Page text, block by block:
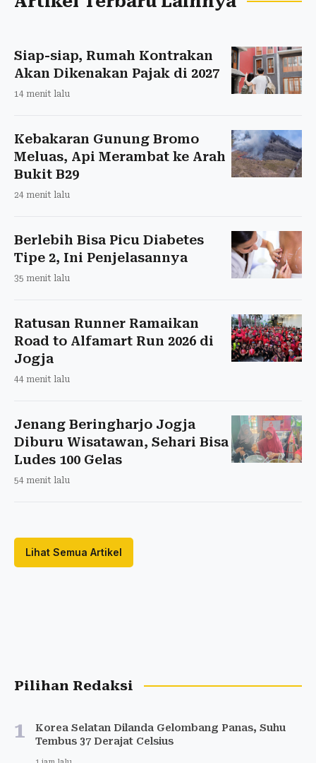
Siap-siap, Rumah Kontrakan
Akan Dikenakan Pajak di 2027
14 menit lalu
Kebakaran Gunung Bromo
Meluas, Api Merambat ke Arah
Bukit B29
24 menit lalu
Berlebih Bisa Picu Diabetes
Tipe 2, Ini Penjelasannya
35 menit lalu
Ratusan Runner Ramaikan
Road to Alfamart Run 2026 di
Jogja
44 menit lalu
Jenang Beringharjo Jogja
Diburu Wisatawan, Sehari Bisa
Ludes 100 Gelas
54 menit lalu
Lihat Semua Artikel
Pilihan Redaksi
1
Korea Selatan Dilanda Gelombang Panas, Suhu
Tembus 37 Derajat Celsius